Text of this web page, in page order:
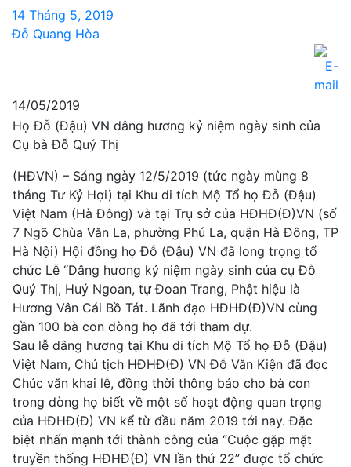
14 Tháng 5, 2019
Đỗ Quang Hòa
14/05/2019
Họ Đỗ (Đậu) VN dâng hương kỷ niệm ngày sinh của
Cụ bà Đỗ Quý Thị
(HĐVN) – Sáng ngày 12/5/2019 (tức ngày mùng 8
tháng Tư Kỷ Hợi) tại Khu di tích Mộ Tổ họ Đỗ (Đậu)
Việt Nam (Hà Đông) và tại Trụ sở của HĐHĐ(Đ)VN (số
7 Ngõ Chùa Văn La, phường Phú La, quận Hà Đông, TP
Hà Nội) Hội đồng họ Đỗ (Đậu) VN đã long trọng tổ
chức Lễ “Dâng hương kỷ niệm ngày sinh của cụ Đỗ
Quý Thị, Huý Ngoan, tự Đoan Trang, Phật hiệu là
Hương Vân Cái Bồ Tát. Lãnh đạo HĐHĐ(Đ)VN cùng
gần 100 bà con dòng họ đã tới tham dự.
Sau lễ dâng hương tại Khu di tích Mộ Tổ họ Đỗ (Đậu)
Việt Nam, Chủ tịch HĐHĐ(Đ) VN Đỗ Văn Kiện đã đọc
Chúc văn khai lễ, đồng thời thông báo cho bà con
trong dòng họ biết về một số hoạt động quan trọng
của HĐHĐ(Đ) VN kể từ đầu năm 2019 tới nay. Đặc
biệt nhấn mạnh tới thành công của “Cuộc gặp mặt
truyền thống HĐHĐ(Đ) VN lần thứ 22” được tổ chức